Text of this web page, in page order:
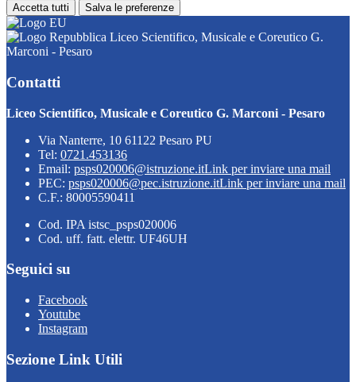
Accetta tutti Salva le preferenze
Liceo Scientifico, Musicale e Coreutico G.
Marconi - Pesaro
Contatti
Liceo Scientifico, Musicale e Coreutico G. Marconi - Pesaro
Via Nanterre, 10 61122 Pesaro PU
Tel: 0721.453136
Email: psps020006@istruzione.itLink per inviare una mail
PEC: psps020006@pec.istruzione.itLink per inviare una mail
C.F.: 80005590411
Cod. IPA istsc_psps020006
Cod. uff. fatt. elettr. UF46UH
Seguici su
Facebook
Youtube
Instagram
Sezione Link Utili